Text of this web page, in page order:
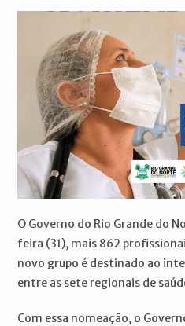
O Governo do Rio Grande do
feira (31), mais 862
novo grupo é destinado ao
entre as sete regionais de
Com essa nomeação, o